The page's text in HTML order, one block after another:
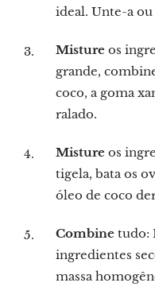
ideal. Unte-a
Misture os
grande,
coco, a goma
ralado.
Misture os
tigela, bata os
óleo de coco
Combine tudo:
ingredientes
massa